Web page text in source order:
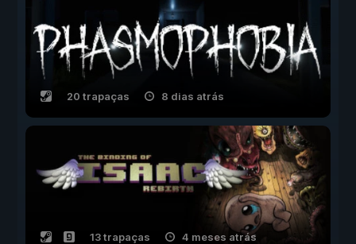
20 trapaças 8 dias atrás
13 trapaças 4 meses atrás